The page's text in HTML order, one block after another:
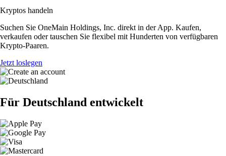
Kryptos handeln
Suchen Sie OneMain Holdings, Inc. direkt in der App. Kaufen,
verkaufen oder tauschen Sie flexibel mit Hunderten von verfügbaren
Krypto-Paaren.
Jetzt loslegen
Für Deutschland entwickelt